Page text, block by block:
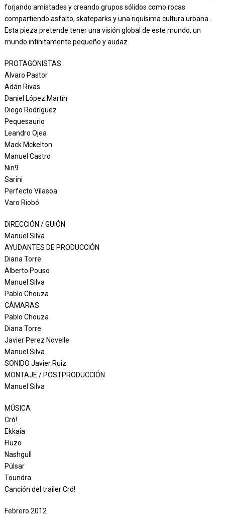
forjando amistades y creando grupos sólidos como rocas
compartiendo asfalto, skateparks y una riquísima cultura urbana.
Esta pieza pretende tener una visión global de este mundo, un
mundo infinitamente pequeño y audaz.
PROTAGONISTAS
Alvaro Pastor
Adán Rivas
Daniel López Martín
Diego Rodríguez
Pequesaurio
Leandro Ojea
Mack Mckelton
Manuel Castro
Nin9
Sarini
Perfecto Vilasoa
Varo Riobó
DIRECCIÓN / GUIÓN
Manuel Silva
AYUDANTES DE PRODUCCIÓN
Diana Torre
Alberto Pouso
Manuel Silva
Pablo Chouza
CÁMARAS
Pablo Chouza
Diana Torre
Javier Perez Novelle
Manuel Silva
SONIDO Javier Ruiz
MONTAJE / POSTPRODUCCIÓN
Manuel Silva
MÚSICA
Cró!
Ekkaia
Fluzo
Nashgull
Pülsar
Toundra
Canción del trailer:Cró!
Febrero 2012